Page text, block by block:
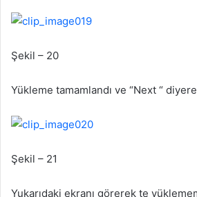
Şekil – 20
Yükleme tamamlandı ve “Next “
Şekil – 21
Yukarıdaki ekranı görerek te